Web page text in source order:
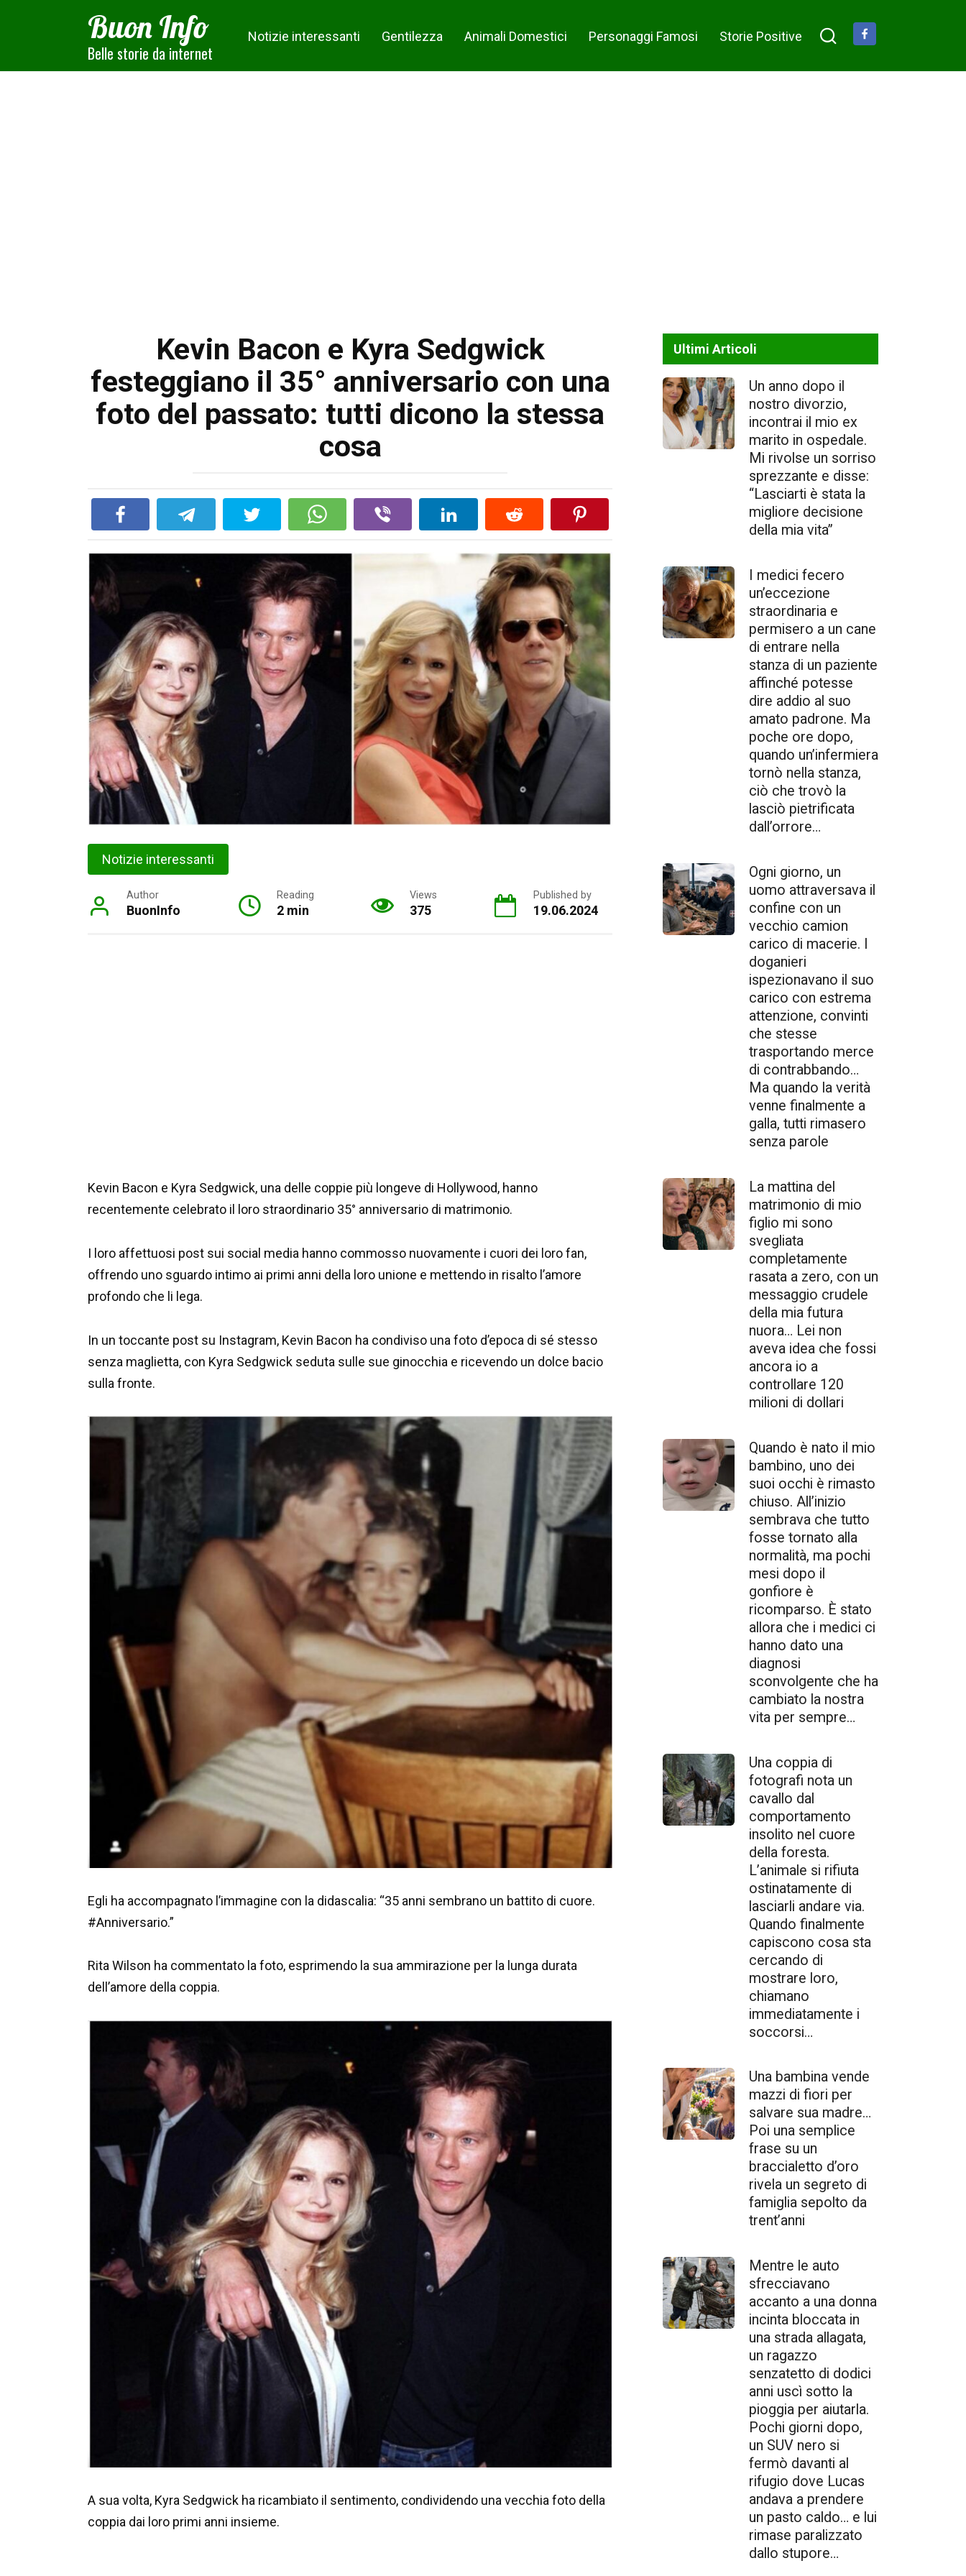
Buon Info
Belle storie da internet
Notizie interessanti Gentilezza Animali Domestici Personaggi Famosi Storie Positive
Kevin Bacon e Kyra Sedgwick
festeggiano il 35° anniversario con una
foto del passato: tutti dicono la stessa
cosa
Notizie interessanti
Author
BuonInfo
Reading
2 min
Views
375
Published by
19.06.2024
Kevin Bacon e Kyra Sedgwick, una delle coppie più longeve di Hollywood, hanno
recentemente celebrato il loro straordinario 35° anniversario di matrimonio.
I loro affettuosi post sui social media hanno commosso nuovamente i cuori dei loro fan,
offrendo uno sguardo intimo ai primi anni della loro unione e mettendo in risalto l’amore
profondo che li lega.
In un toccante post su Instagram, Kevin Bacon ha condiviso una foto d’epoca di sé stesso
senza maglietta, con Kyra Sedgwick seduta sulle sue ginocchia e ricevendo un dolce bacio
sulla fronte.
Egli ha accompagnato l’immagine con la didascalia: “35 anni sembrano un battito di cuore.
#Anniversario.”
Rita Wilson ha commentato la foto, esprimendo la sua ammirazione per la lunga durata
dell’amore della coppia.
A sua volta, Kyra Sedgwick ha ricambiato il sentimento, condividendo una vecchia foto della
coppia dai loro primi anni insieme.
Ultimi Articoli
Un anno dopo il
nostro divorzio,
incontrai il mio ex
marito in ospedale.
Mi rivolse un sorriso
sprezzante e disse:
“Lasciarti è stata la
migliore decisione
della mia vita”
I medici fecero
un’eccezione
straordinaria e
permisero a un cane
di entrare nella
stanza di un paziente
affinché potesse
dire addio al suo
amato padrone. Ma
poche ore dopo,
quando un’infermiera
tornò nella stanza,
ciò che trovò la
lasciò pietrificata
dall’orrore…
Ogni giorno, un
uomo attraversava il
confine con un
vecchio camion
carico di macerie. I
doganieri
ispezionavano il suo
carico con estrema
attenzione, convinti
che stesse
trasportando merce
di contrabbando…
Ma quando la verità
venne finalmente a
galla, tutti rimasero
senza parole
La mattina del
matrimonio di mio
figlio mi sono
svegliata
completamente
rasata a zero, con un
messaggio crudele
della mia futura
nuora… Lei non
aveva idea che fossi
ancora io a
controllare 120
milioni di dollari
Quando è nato il mio
bambino, uno dei
suoi occhi è rimasto
chiuso. All’inizio
sembrava che tutto
fosse tornato alla
normalità, ma pochi
mesi dopo il
gonfiore è
ricomparso. È stato
allora che i medici ci
hanno dato una
diagnosi
sconvolgente che ha
cambiato la nostra
vita per sempre…
Una coppia di
fotografi nota un
cavallo dal
comportamento
insolito nel cuore
della foresta.
L’animale si rifiuta
ostinatamente di
lasciarli andare via.
Quando finalmente
capiscono cosa sta
cercando di
mostrare loro,
chiamano
immediatamente i
soccorsi…
Una bambina vende
mazzi di fiori per
salvare sua madre…
Poi una semplice
frase su un
braccialetto d’oro
rivela un segreto di
famiglia sepolto da
trent’anni
Mentre le auto
sfrecciavano
accanto a una donna
incinta bloccata in
una strada allagata,
un ragazzo
senzatetto di dodici
anni uscì sotto la
pioggia per aiutarla.
Pochi giorni dopo,
un SUV nero si
fermò davanti al
rifugio dove Lucas
andava a prendere
un pasto caldo… e lui
rimase paralizzato
dallo stupore…
Share on Facebook
di metallo all’esterno —
finché non sentì la sua